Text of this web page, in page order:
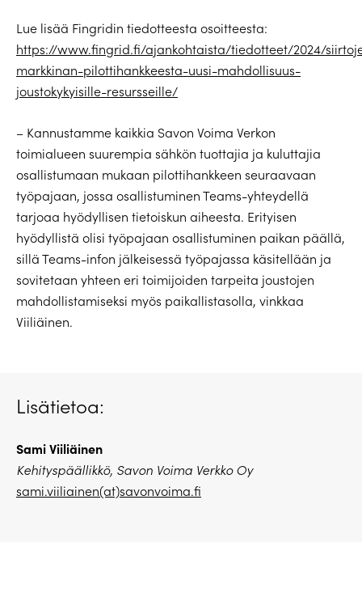
Lue lisää Fingridin tiedotteesta osoitteesta:
https://www.fingrid.fi/ajankohtaista/tiedotteet/2024/
markkinan-pilottihankkeesta-uusi-mahdollisuus-
joustokykyisille-resursseille/
– Kannustamme kaikkia Savon Voima Verkon
toimialueen suurempia sähkön tuottajia ja kuluttajia
osallistumaan mukaan pilottihankkeen seuraavaan
työpajaan, jossa osallistuminen Teams-yhteydellä
tarjoaa hyödyllisen tietoiskun aiheesta. Erityisen
hyödyllistä olisi työpajaan osallistuminen paikan päällä,
sillä Teams-infon jälkeisessä työpajassa käsitellään ja
sovitetaan yhteen eri toimijoiden tarpeita joustojen
mahdollistamiseksi myös paikallistasolla, vinkkaa
Viiliäinen.
Lisätietoa:
Sami Viiliäinen
Kehityspäällikkö, Savon Voima Verkko Oy
sami.viiliainen(at)savonvoima.fi